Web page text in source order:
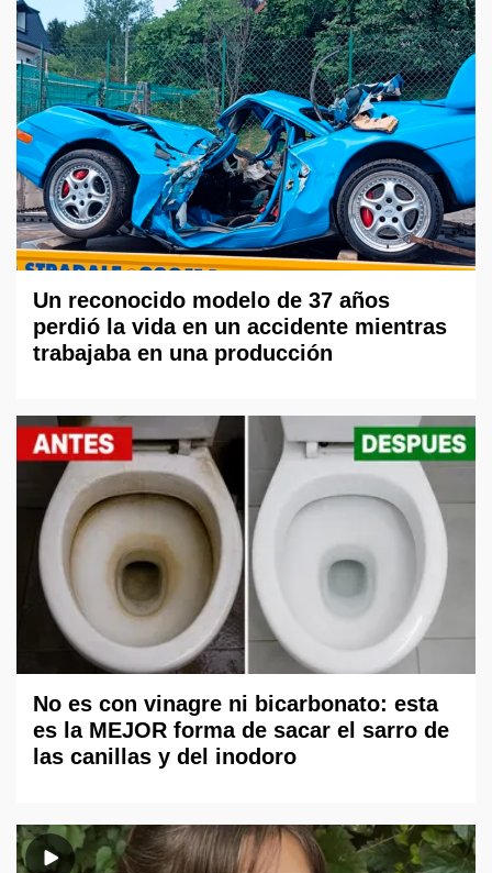
Un reconocido modelo de 37 años
perdió la vida en un accidente mientras
trabajaba en una producción
No es con vinagre ni bicarbonato: esta
es la MEJOR forma de sacar el sarro de
las canillas y del inodoro